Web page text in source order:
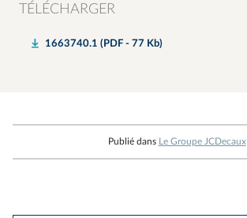
TÉLÉCHARGER
1663740.1 (PDF - 77 Kb)
Publié dans Le Groupe JCDecaux